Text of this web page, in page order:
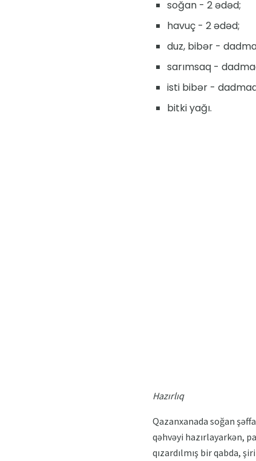
soğan - 2 ədəd;
havuç - 2 ədəd;
duz, bibər -
sarımsaq -
isti bibər -
bitki yağı.
Hazırlıq
Qazanxanada soğan
qəhvəyi hazırlayarkən,
qızardılmış bir qabda,